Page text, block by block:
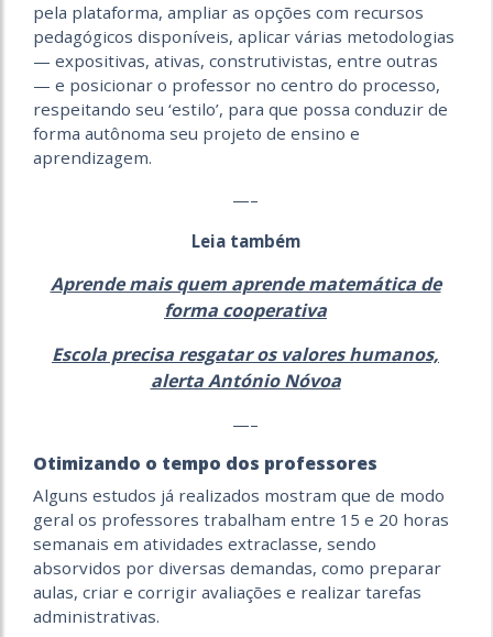
pela plataforma, ampliar as opções com recursos
pedagógicos disponíveis, aplicar várias metodologias
— expositivas, ativas, construtivistas, entre outras
— e posicionar o professor no centro do processo,
respeitando seu ‘estilo’, para que possa conduzir de
forma autônoma seu projeto de ensino e
aprendizagem.
—–
Leia também
Aprende mais quem aprende matemática de
forma cooperativa
Escola precisa resgatar os valores humanos,
alerta António Nóvoa
—–
Otimizando o tempo dos professores
Alguns estudos já realizados mostram que de modo
geral os professores trabalham entre 15 e 20 horas
semanais em atividades extraclasse, sendo
absorvidos por diversas demandas, como preparar
aulas, criar e corrigir avaliações e realizar tarefas
administrativas.